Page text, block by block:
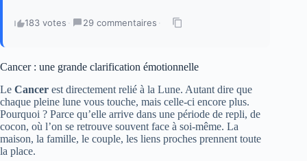
183 votes · 29 commentaires ·
Cancer : une grande clarification émotionnelle
Le Cancer est directement relié à la Lune. Autant dire que
chaque pleine lune vous touche, mais celle-ci encore plus.
Pourquoi ? Parce qu’elle arrive dans une période de repli, de
cocon, où l’on se retrouve souvent face à soi-même. La
maison, la famille, le couple, les liens proches prennent toute
la place.